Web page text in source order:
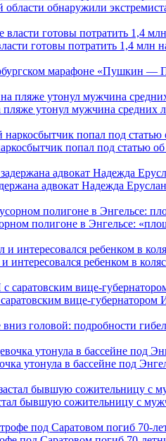
области обнаружили
готовы потратить 1,4 млн
марафоне «Пушкин —
пляже утонул мужчина средних
попал под статью
адвокат Надежда
полигоне в Энгельсе:
интересовался ребенком в
вице-губернатором
головой: подробности
утонула в бассейне под
бывшую сожительницу с